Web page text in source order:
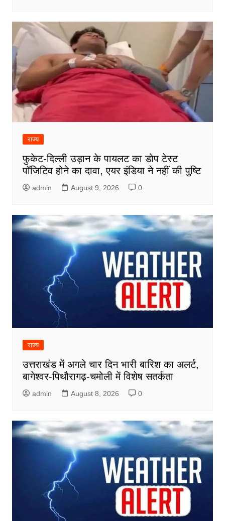
राज्य
फुकेट-दिल्ली उड़ान के पायलट का डोप टेस्ट
पॉजिटिव होने का दावा, एयर इंडिया ने नहीं की पुष्टि
admin August 9, 2026 0
राज्य
उत्तराखंड में अगले चार दिन भारी बारिश का अलर्ट,
बागेश्वर-पिथौरागढ़-चमोली में विशेष सतर्कता
admin August 8, 2026 0